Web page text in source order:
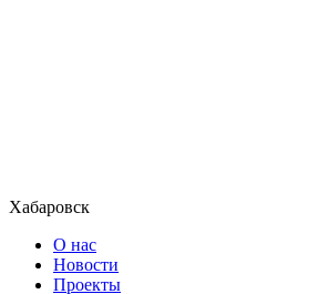
Хабаровск
О нас
Новости
Проекты